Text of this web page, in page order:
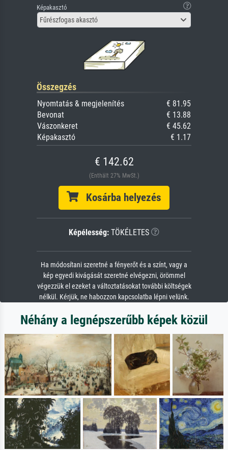
Képakasztó
Fűrészfogas akasztó
Összegzés
Nyomtatás & megjelenítés
€ 81.95
Bevonat
€ 13.88
Vászonkeret
€ 45.62
Képakasztó
€ 1.17
€ 142.62
(Enthält 27% MwSt.)
Kosárba helyezés
Képélesség: TÖKÉLETES
Ha módosítani szeretné a fényerőt és a színt, vagy a
kép egyedi kivágását szeretné elvégezni, örömmel
végezzük el ezeket a változtatásokat további költségek
nélkül. Kérjük, ne habozzon kapcsolatba lépni velünk.
Néhány a legnépszerűbb képek közül